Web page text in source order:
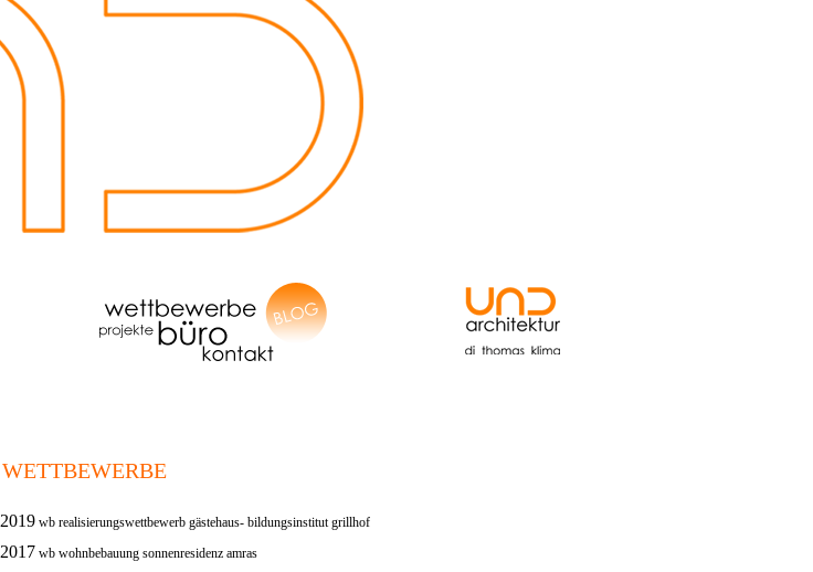
WETTBEWERBE
2019 wb realisierungswettbewerb gästehaus- bildungsinstitut grillhof
2017 wb wohnbebauung sonnenresidenz amras